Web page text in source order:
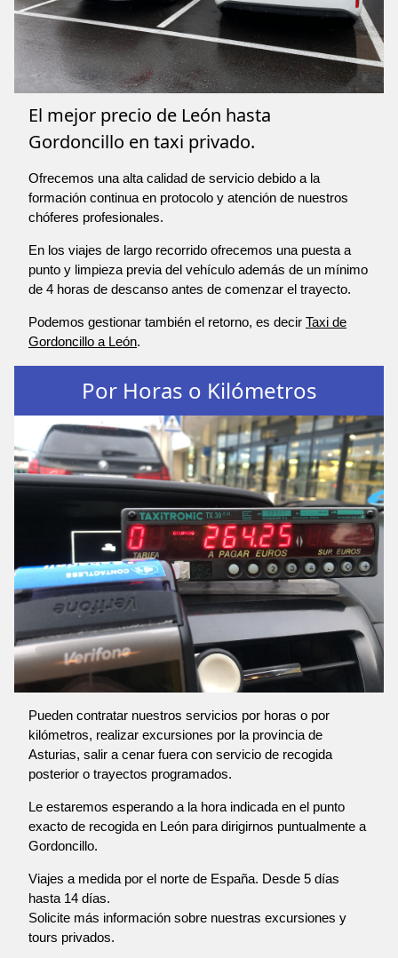
El mejor precio de León hasta
Gordoncillo en taxi privado.
Ofrecemos una alta calidad de servicio debido a la
formación continua en protocolo y atención de nuestros
chóferes profesionales.
En los viajes de largo recorrido ofrecemos una puesta a
punto y limpieza previa del vehículo además de un mínimo
de 4 horas de descanso antes de comenzar el trayecto.
Podemos gestionar también el retorno, es decir Taxi de
Gordoncillo a León.
Por Horas o Kilómetros
Pueden contratar nuestros servicios por horas o por
kilómetros, realizar excursiones por la provincia de
Asturias, salir a cenar fuera con servicio de recogida
posterior o trayectos programados.
Le estaremos esperando a la hora indicada en el punto
exacto de recogida en León para dirigirnos puntualmente a
Gordoncillo.
Viajes a medida por el norte de España. Desde 5 días
hasta 14 días.
Solicite más información sobre nuestras excursiones y
tours privados.